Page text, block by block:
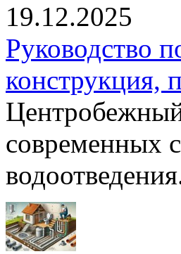
19.12.2025
Руководство
конструкция,
современных